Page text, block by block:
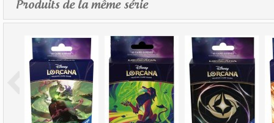
Produits de la même série